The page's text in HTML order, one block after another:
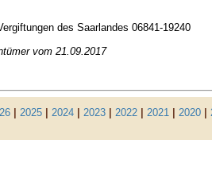
des Saarlandes 06841-19240
vom 21.09.2017
| 2025| 2024| 2023| 2022| 2021| 2020|